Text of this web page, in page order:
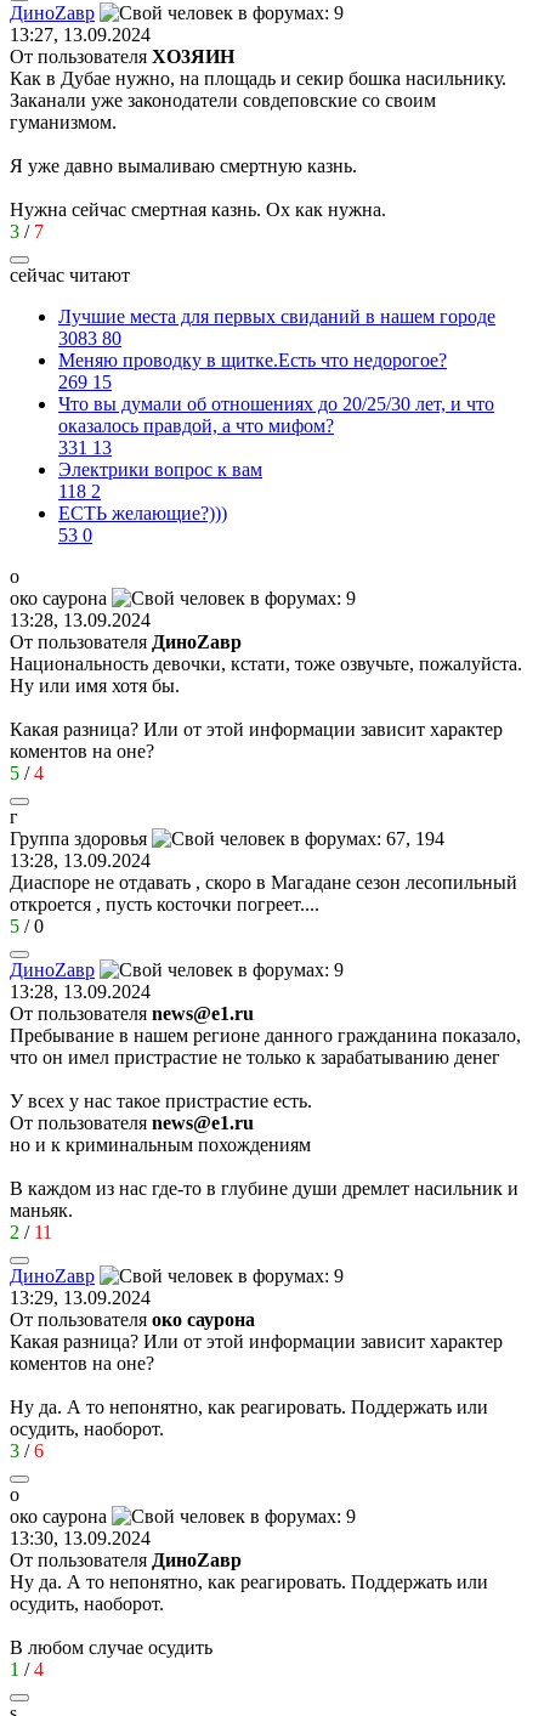
ДиноZавp
13:27, 13.09.2024
От пользователя XО3ЯИH
Как в Дубае нужно, на площадь и секир бошка насильнику.
Заканали уже законодатели совдеповские со своим
гуманизмом.
Я уже давно вымаливаю смертную казнь.
Нужна сейчас смертная казнь. Ох как нужна.
3 / 7
сейчас читают
Лучшие места для первых свиданий в нашем городе
3083 80
Меняю проводку в щитке.Есть что недорогое?
269 15
Что вы думали об отношениях до 20/25/30 лет, и что
оказалось правдой, а что мифом?
331 13
Электрики вопрос к вам
118 2
ЕСТЬ желающие?)))
53 0
о
око саурона
13:28, 13.09.2024
От пользователя ДиноZавp
Национальность девочки, кстати, тоже озвучьте, пожалуйста.
Ну или имя хотя бы.
Какая разница? Или от этой информации зависит характер
коментов на оне?
5 /4
г
Группа здоровья
13:28, 13.09.2024
Диаспоре не отдавать , скоро в Магадане сезон лесопильный
откроется , пусть косточки погреет....
5 /0
ДиноZавp
13:28, 13.09.2024
От пользователя news@e1.ru
Пребывание в нашем регионе данного гражданина показало,
что он имел пристрастие не только к зарабатыванию денег
У всех у нас такое пристрастие есть.
От пользователя news@e1.ru
но и к криминальным похождениям
В каждом из нас где-то в глубине души дремлет насильник и
маньяк.
2 / 11
ДиноZавp
13:29, 13.09.2024
От пользователя око саурона
Какая разница? Или от этой информации зависит характер
коментов на оне?
Ну да. А то непонятно, как реагировать. Поддержать или
осудить, наоборот.
3 /6
о
око саурона
13:30, 13.09.2024
От пользователя ДиноZавp
Ну да. А то непонятно, как реагировать. Поддержать или
осудить, наоборот.
В любом случае осудить
1 /4